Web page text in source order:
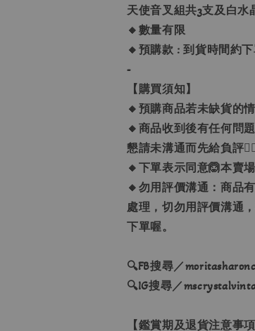
天使音叉組共3支及白水
🔸數量有限
🔸預購款 : 到貨時間約
-
【購買須知】
🔸預購商品若未缺貨的
🔸商品收到後有任何問
懇請未溝通而先給負評
🔸下單表示同意🙆本賣
🔸勿用評價溝通：商品
處理，切勿用評價溝通
下單喔。
🔍FB搜尋／
🔍IG搜尋／
【鑑賞期及退貨注意事項